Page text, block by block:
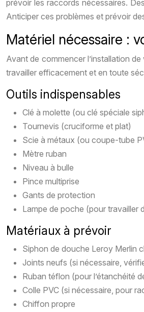
prévoir les raccords nécessaires.
Anticiper ces problèmes et prévoir
Matériel nécessaire :
Avant de commencer l’installation
travailler efficacement et en toute
Outils indispensables
Clé à molette (ou clé spéciale
Tournevis (cruciforme et plat)
Scie à métaux (ou coupe-tube
Mètre ruban
Niveau à bulle
Pince multiprise
Gants de protection
Lampe de poche (pour travailler
Matériaux à prévoir
Siphon de douche Leroy Merlin
Joints neufs (si nécessaire,
Ruban téflon (pour l’étanchéité
Colle PVC (si nécessaire, pour
Chiffon propre